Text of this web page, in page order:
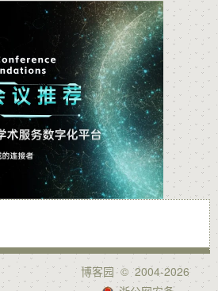
博客园© 2004-2026